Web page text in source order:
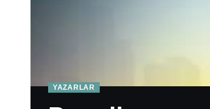
YAZARLAR